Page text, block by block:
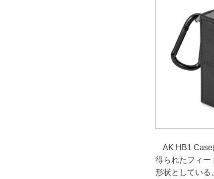
AK HB1 Case
得られたフィー
形状としている